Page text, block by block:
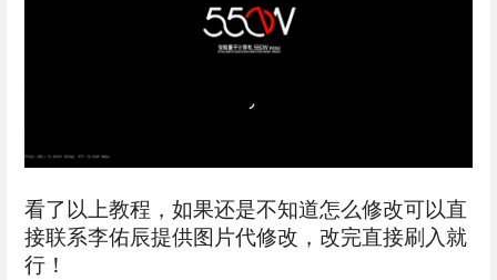
看了以上教程，如果还是不知道怎么修改可以直
接联系李佑辰提供图片代修改，改完直接刷入就
行！